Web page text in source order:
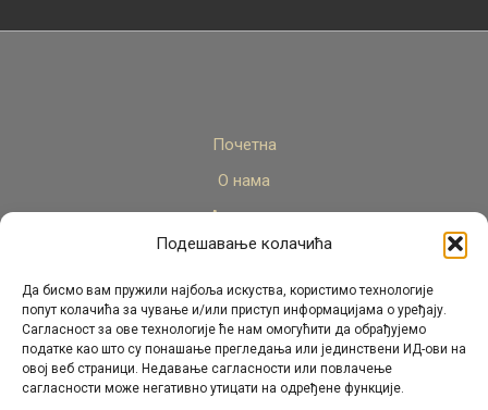
Подешавање колачића
Да бисмо вам пружили најбоља искуства, користимо технологије
попут колачића за чување и/или приступ информацијама о уређају.
Сагласност за ове технологије ће нам омогућити да обрађујемо
податке као што су понашање прегледања или јединствени ИД-ови на
овој веб страници. Недавање сагласности или повлачење
сагласности може негативно утицати на одређене функције.
Почетна
О нама
Актуелно
Стручни кадар
Пројекти
Архива
Контакт